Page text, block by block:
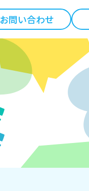
お問い合わせ